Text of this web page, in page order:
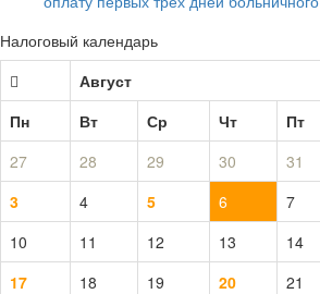
Налоговый календарь
Август
Пн
Вт Ср Чт Пт
27
28 29 30 31
3
4 5 6 7
10
11 12 13 14
17
18 19 20 21